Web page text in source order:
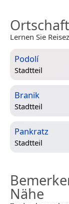
Lernen Sie
Podolí
Stadtteil
Branik
Stadtteil
Pankratz
Stadtteil
Nähe